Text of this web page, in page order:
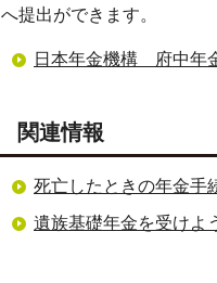
へ提出ができます。
日本年金機構 府中年
関連情報
死亡したときの年金手
遺族基礎年金を受けよ